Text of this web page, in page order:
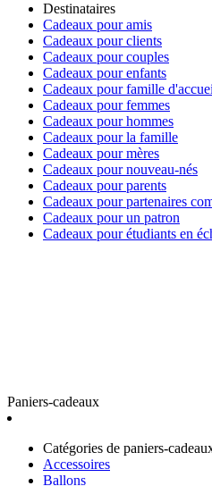
Destinataires
Cadeaux pour amis
Cadeaux pour clients
Cadeaux pour couples
Cadeaux pour enfants
Cadeaux pour famille
Cadeaux pour femmes
Cadeaux pour hommes
Cadeaux pour la famille
Cadeaux pour mères
Cadeaux pour nouveau-nés
Cadeaux pour parents
Cadeaux pour partenaires
Cadeaux pour un patron
Cadeaux pour étudiants en
Paniers-cadeaux
Catégories de paniers-
Accessoires
Ballons